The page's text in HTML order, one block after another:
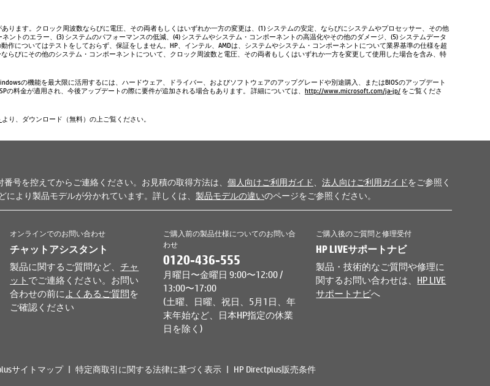
ります。クロック周波数ならびに電圧、その両者もしくはいずれか一方の変更は、(1) システムの安定、ならびにシステムやプロセッサー、その他
トのエラー、(3) システムのパフォーマンスの低減、(4) システムやシステム・コンポーネントの高温化やその他のダメージ、(5) システムデータ
についてはテストをしておらず、保証をしません。HP、インテル、AMDは、システムやシステム・コンポーネントについて業界基準の仕様を超
らびにその他のシステム・コンポーネントについて、クロック周波数と電圧、その両者もしくはいずれか一方を変更して使用した場合を含み、特
の機能を最大限に活用するには、ハードウェア、ドライバー、およびソフトウェアのアップグレードや別途購入、またはBIOSのアップデート
料金が適用され、今後アップデートの際に要件が追加される場合もあります。 詳細については、 http://www.microsoft.com/ja-jp/ をご覧くださ
より、ダウンロード（無料）の上ご覧ください。
号を控えてからご連絡ください。お見積の取得方法は、 個人向けご利用ガイド 法人向けご利用ガイドをご参照く
より製品モデルが分かれています。詳しくは、 製品モデルの違いのページをご参照ください。
オンラインでのお問い合わせ
チャットアシスタント
製品に関するご質問など、チャ
ット でご連絡ください。お問い
合わせの前に よくあるご質問を
ご確認ください
ご購入前の製品仕様についてのお問い合
わせ
0120-436-555
月曜日〜金曜日 9:00〜12:00 /
13:00〜17:00
(土曜、日曜、祝日、5月1日、年
末年始など、日本HP指定の休業
日を除く)
ご購入後のご質問と修理受付
HP LIVEサポートナビ
製品・技術的なご質問や修理に
関するお問い合わせは、 HP LIVE
サポートナビへ
サイトマップ 特定商取引に関する法律に基づく表示 HP Directplus販売条件